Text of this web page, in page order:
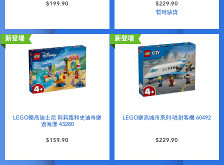
$199.90 $229.90
暫時缺貨
新登場
LEGO樂高迪士尼 與莉蘿和史迪奇樂
遊海灘 43280
$159.90
新登場
LEGO樂高城市系列 噴射客機 60492
$229.90